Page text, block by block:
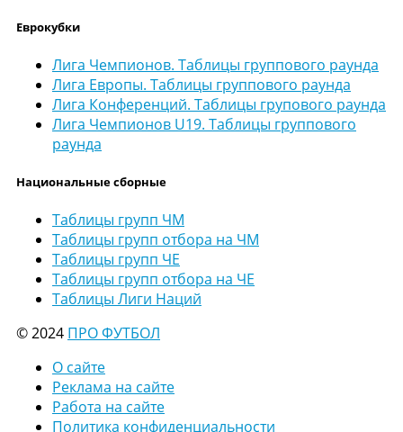
Еврокубки
Лига Чемпионов. Таблицы группового раунда
Лига Европы. Таблицы группового раунда
Лига Конференций. Таблицы групового раунда
Лига Чемпионов U19. Таблицы группового
раунда
Национальные сборные
Таблицы групп ЧМ
Таблицы групп отбора на ЧМ
Таблицы групп ЧЕ
Таблицы групп отбора на ЧЕ
Таблицы Лиги Наций
© 2024 ПРО ФУТБОЛ
О сайте
Реклама на сайте
Работа на сайте
Политика конфиденциальности